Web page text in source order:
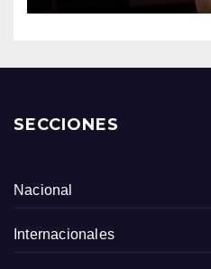
SECCIONES
Nacional
Internacionales